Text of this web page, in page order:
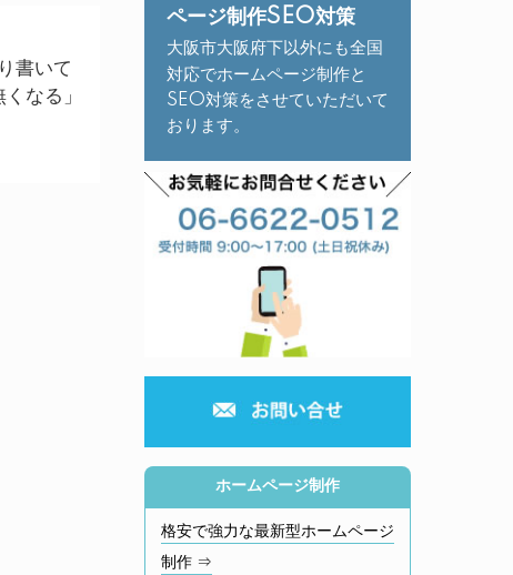
書いて
なる」
ページ制作SEO対策
大阪市大阪府下以外にも全国
対応でホームページ制作と
SEO対策をさせていただいて
おります。
ホームページ制作
格安で強力な最新型ホームページ
制作 ⇒